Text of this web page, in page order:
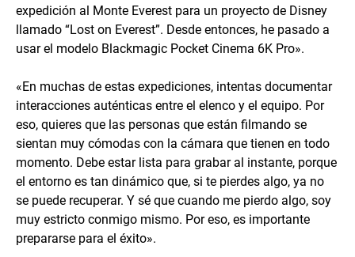
expedición al Monte Everest para un proyecto de Disney
llamado “Lost on Everest”. Desde entonces, he pasado a
usar el modelo Blackmagic Pocket Cinema 6K Pro».
«En muchas de estas expediciones, intentas documentar
interacciones auténticas entre el elenco y el equipo. Por
eso, quieres que las personas que están filmando se
sientan muy cómodas con la cámara que tienen en todo
momento. Debe estar lista para grabar al instante, porque
el entorno es tan dinámico que, si te pierdes algo, ya no
se puede recuperar. Y sé que cuando me pierdo algo, soy
muy estricto conmigo mismo. Por eso, es importante
prepararse para el éxito».